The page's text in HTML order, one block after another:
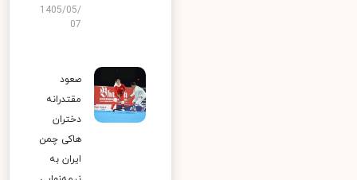
1405/05/
07
صعود
مقتدرانه
دختران
هاکی چمن
ایران به